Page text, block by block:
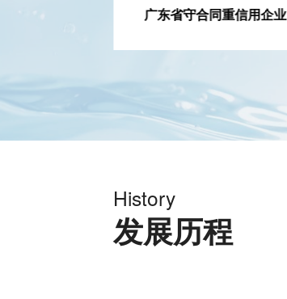
广东省守合同重信用企业
History
发展历程